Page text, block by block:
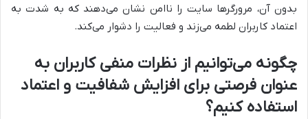
بدون آن، مرورگرها سایت را ناامن نشان می‌دهند که به شدت به
اعتماد کاربران لطمه می‌زند و فعالیت را دشوار می‌کند.
چگونه می‌توانیم از نظرات منفی کاربران به
عنوان فرصتی برای افزایش شفافیت و اعتماد
استفاده کنیم؟